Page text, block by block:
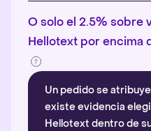
O solo el 2.5% sobre
Hellotext por encima
Un pedido se
existe evidencia
Hellotext dentro de